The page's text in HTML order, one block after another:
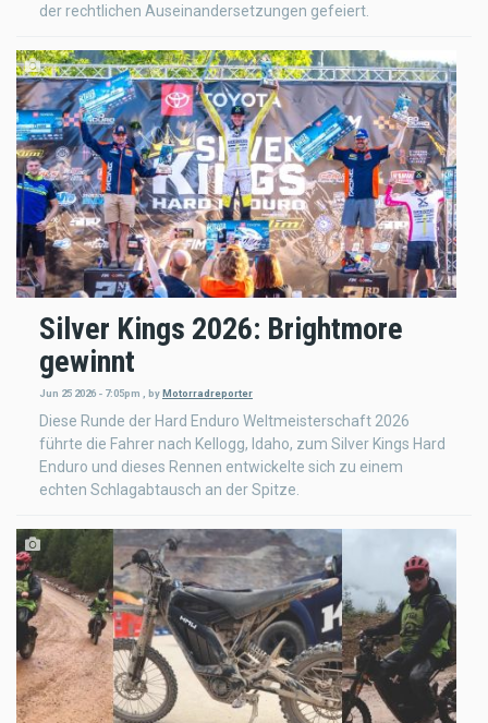
der rechtlichen Auseinandersetzungen gefeiert.
Silver Kings 2026: Brightmore
gewinnt
Jun 25 2026 - 7:05pm byMotorradreporter
Diese Runde der Hard Enduro Weltmeisterschaft 2026
führte die Fahrer nach Kellogg, Idaho, zum Silver Kings Hard
Enduro und dieses Rennen entwickelte sich zu einem
echten Schlagabtausch an der Spitze.